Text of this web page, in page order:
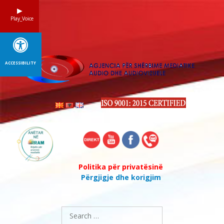
Politika për privatësinë
Përgjigje dhe korigjim
Search
for:
Play_Voice
ACCESSIBILITY